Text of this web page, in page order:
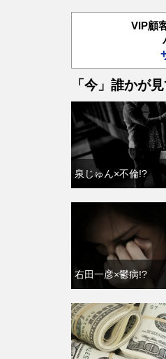
VIP顧
「今」誰かが
泉じゅん×不倫!?
右田一彦×鬱病!?